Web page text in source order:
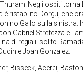
Negli ospiti torna
è ristabilito Dorgu, che
Gallo sulla sinistra.
Gabriel Strefezza e
di regia il solito
e Joan Gonzalez.
Bisseck, Acerbi,